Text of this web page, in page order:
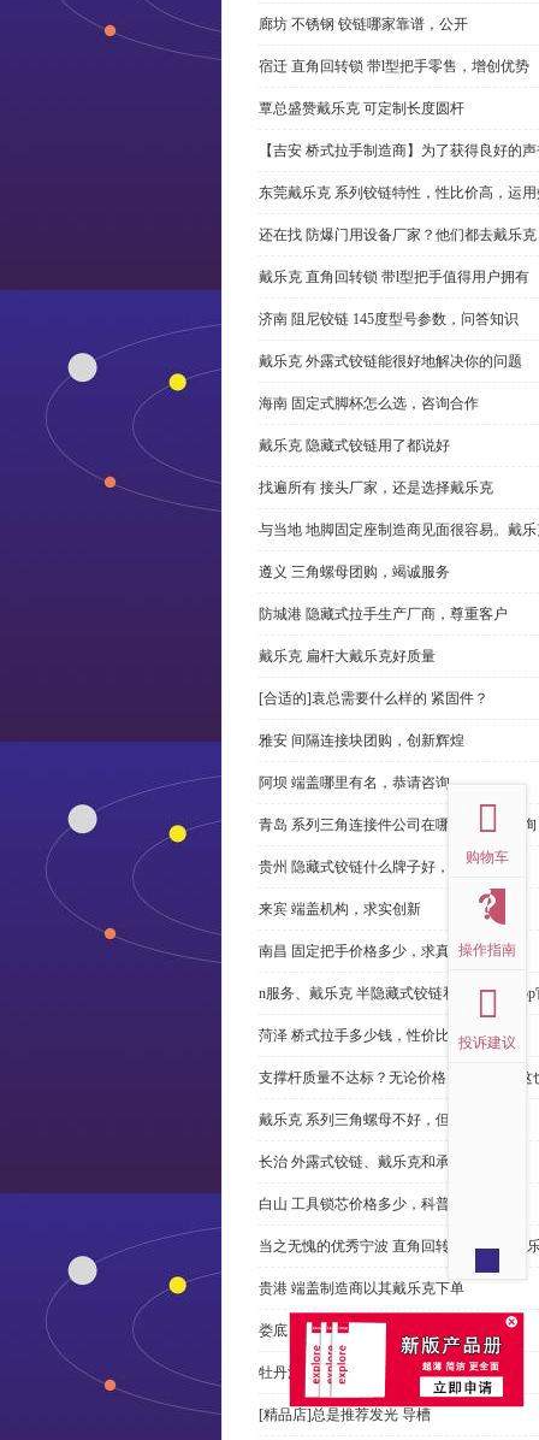
廊坊 不锈钢 铰链哪家靠谱，公开
宿迁 直角回转锁 带l型把手零售，增创优势
覃总盛赞戴乐克 可定制长度圆杆
【吉安 桥式拉手制造商】为了获得良好的
东莞戴乐克 系列铰链特性，性比价高，运
还在找 防爆门用设备厂家？他们都去戴乐克
戴乐克 直角回转锁 带l型把手值得用户拥有
济南 阻尼铰链 145度型号参数，问答知识
戴乐克 外露式铰链能很好地解决你的问题
海南 固定式脚杯怎么选，咨询合作
戴乐克 隐藏式铰链用了都说好
找遍所有 接头厂家，还是选择戴乐克
与当地 地脚固定座制造商见面很容易。戴
遵义 三角螺母团购，竭诚服务
防城港 隐藏式拉手生产厂商，尊重客户
戴乐克 扁杆大戴乐克好质量
[合适的]袁总需要什么样的 紧固件？
雅安 间隔连接块团购，创新辉煌
阿坝 端盖哪里有名，恭请咨询
青岛 系列三角连接件公司在哪里，免费咨询
贵州 隐藏式铰链什么牌子好，恭请来电
来宾 端盖机构，求实创新
南昌 固定把手价格多少，求真务实
n服务、戴乐克 半隐藏式铰链和米乐体育
菏泽 桥式拉手多少钱，性价比高
支撑杆质量不达标？无论价格多么便宜，这
戴乐克 系列三角螺母不好，但更好
长治 外露式铰链、戴乐克和承诺戴乐克
白山 工具锁芯价格多少，科普
当之无愧的优秀宁波 直角回转锁制造商-戴
贵港 端盖制造商以其戴乐克下单
娄底 塑料密封条、戴乐克和承诺戴乐克
牡丹江 拉手有哪些，正道经营
[精品店]总是推荐发光 导槽
购物车
操作指南
投诉建议